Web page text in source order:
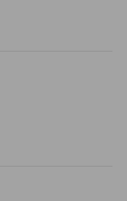
长了329%和
国人都在努力理
《脆弱的白